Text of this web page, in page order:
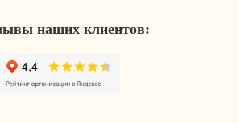
наших клиентов: